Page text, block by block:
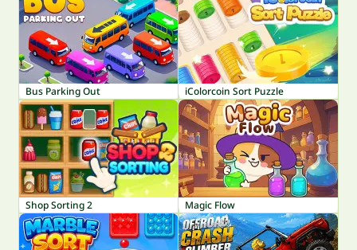
Bus Parking Out iColorcoin Sort Puzzle
Shop Sorting 2 Magic Flow